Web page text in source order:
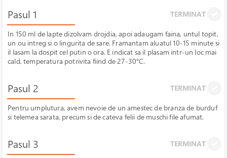
Pasul 1 TERMINAT
In 150 ml de lapte dizolvam drojdia, apoi adaugam faina, untul topit,
un ou intreg si o lingurita de sare. Framantam aluatul 10-15 minute si
il lasam la dospit cel putin o ora. E indicat sa il plasam intr-un loc mai
cald, temperatura potrivita fiind de 27-30°C.
Pasul 2 TERMINAT
Pentru umplutura, avem nevoie de un amestec de branza de burduf
si telemea sarata, precum si de cateva felii de muschi file afumat.
Pasul 3 TERMINAT